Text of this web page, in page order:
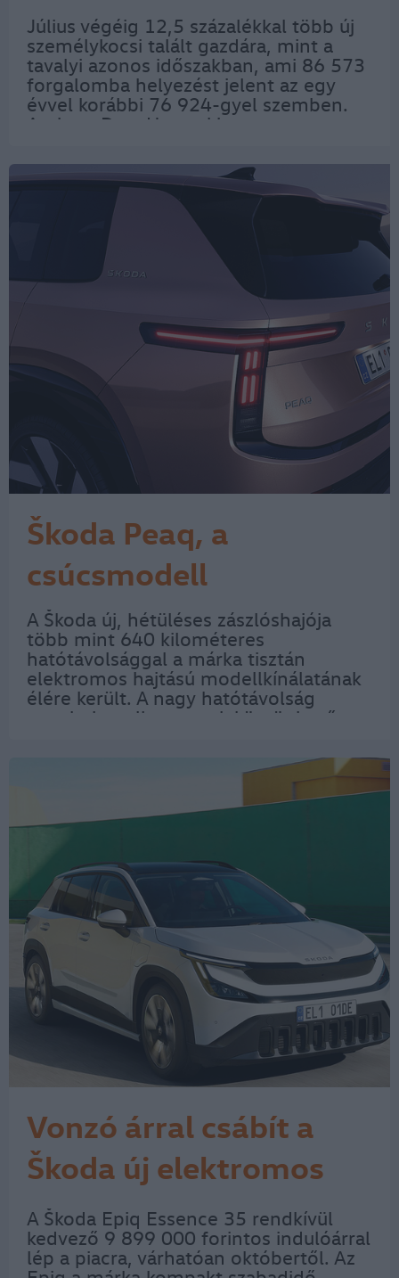
Július végéig 12,5 százalékkal több új
személykocsi talált gazdára, mint a
tavalyi azonos időszakban, ami 86 573
forgalomba helyezést jelent az egy
évvel korábbi 76 924-gyel szemben.
Amint a Data House kimutatta, ez a
meg a 2024-es első hét hónapjában…
Škoda Peaq, a
csúcsmodell
A Škoda új, hétüléses zászlóshajója
több mint 640 kilométeres
hatótávolsággal a márka tisztán
elektromos hajtású modellkínálatának
élére került. A nagy hatótávolság
egyebek mellett annak köszönhető,
légellenállási együttható páratlanul
Vonzó árral csábít a
Škoda új elektromos
SUV-ja
A Škoda Epiq Essence 35 rendkívül
kedvező 9 899 000 forintos indulóárral
lép a piacra, várhatóan októbertől. Az